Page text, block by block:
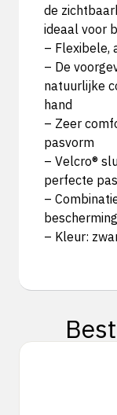
de
ideaal voor
– Flexibele,
– De
natuurlijke
hand
– Zeer
pasvorm
– Velcro®
perfecte
–
bescherming
– Kleur: